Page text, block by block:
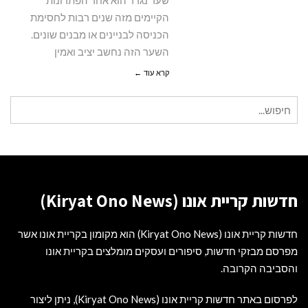
הקיימים מזה שנים רבות לחסימת
הכניסה לבניינים או מבנים שונים.
השער הזה נחשב יציב ואמין
קרא עוד ←
עבור:
חדשות קריית אונו (Kiryat Ono News)
חדשות קריית אונו (Kiryat Ono News) הוא מקומון בקריית אונו אשר
מפרסם מבזקי חדשות, סיפורים ועסקים מומלצים בקריית אונו
והסביבה הקרובה.
לפרסום באתר חדשות קריית אונו (Kiryat Ono News), ניתן ליצור